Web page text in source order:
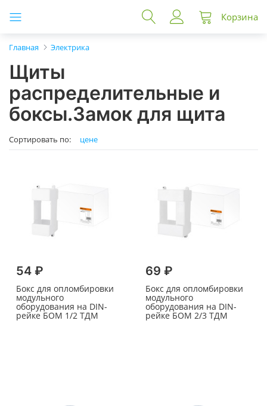
Корзина
Главная Электрика
Щиты
распределительные и
боксы.Замок для щита
Сортировать по: цене
54 ₽
Бокс для опломбировки
модульного
оборудования на DIN-
рейке БОМ 1/2 ТДМ
69 ₽
Бокс для опломбировки
модульного
оборудования на DIN-
рейке БОМ 2/3 ТДМ